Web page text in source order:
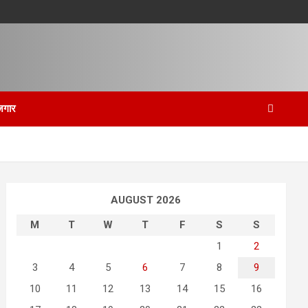
AUGUST 2026
M
T W T F S
S
1
2
3
4 5 6 7 8
9
10
11 12 13 14 15
16